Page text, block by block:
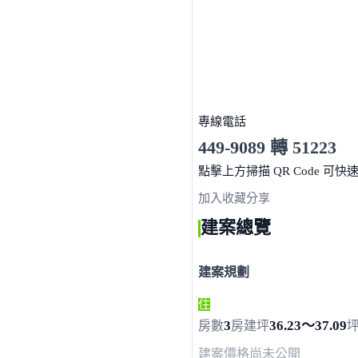
專線電話
449-9089 轉 51223
服務時間 10:00～19:00
點擊上方掃描 QR Code 可快
加入收藏分享
建案總覽
建案規劃
住
房數3房建坪36.23～37.09
建案價格尚未公開